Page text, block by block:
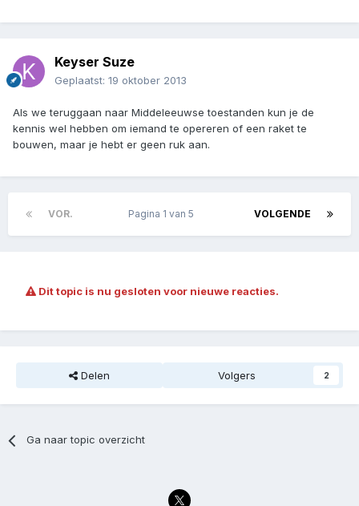
Keyser Suze
Geplaatst: 19 oktober 2013
Als we teruggaan naar Middeleeuwse toestanden kun je de
kennis wel hebben om iemand te opereren of een raket te
bouwen, maar je hebt er geen ruk aan.
VOR. VOLGENDE
Pagina 1 van 5
Dit topic is nu gesloten voor nieuwe reacties.
Delen Volgers 2
Ga naar topic overzicht